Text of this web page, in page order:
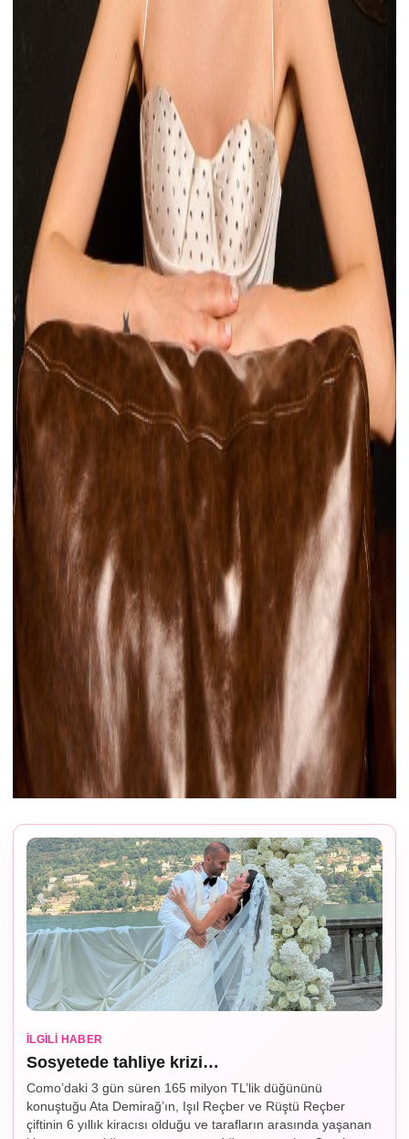
İLGILI HABER
Sosyetede tahliye krizi…
Como’daki 3 gün süren 165 milyon TL’lik düğününü
konuştuğu Ata Demirağ’ın, Işıl Reçber ve Rüştü Reçber
çiftinin 6 yıllık kiracısı olduğu ve tarafların arasında yaşanan